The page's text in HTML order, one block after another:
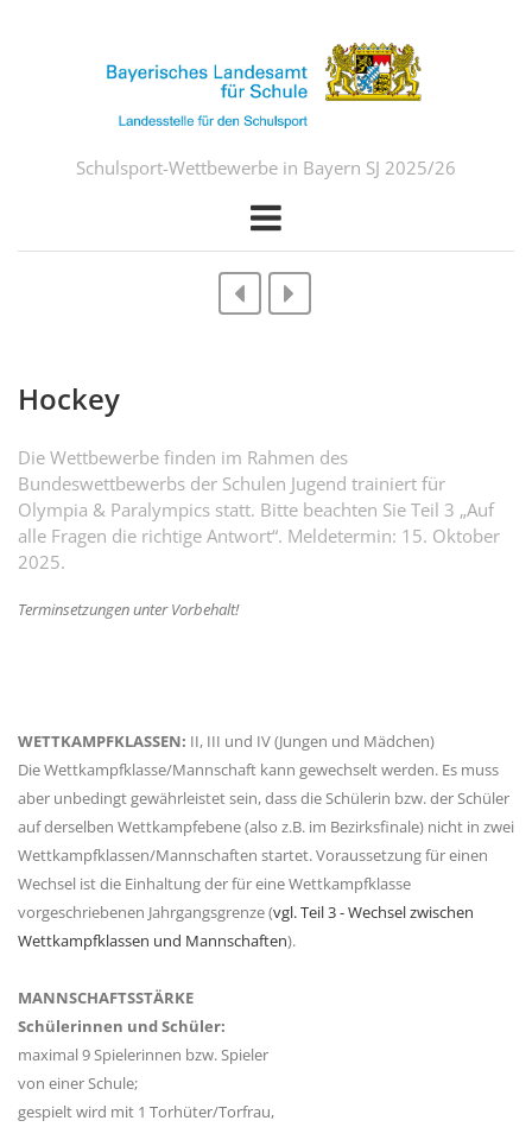
Schulsport-Wettbewerbe in Bayern SJ 2025/26
Hockey
Die Wettbewerbe finden im Rahmen des
Bundeswettbewerbs der Schulen Jugend trainiert für
Olympia & Paralympics statt. Bitte beachten Sie Teil 3 „Auf
alle Fragen die richtige Antwort“. Meldetermin: 15. Oktober
2025.
Terminsetzungen unter Vorbehalt!
WETTKAMPFKLASSEN: II, III und IV (Jungen und Mädchen)
Die Wettkampfklasse/Mannschaft kann gewechselt werden. Es muss
aber unbedingt gewährleistet sein, dass die Schülerin bzw. der Schüler
auf derselben Wettkampfebene (also z.B. im Bezirksfinale) nicht in zwei
Wettkampfklassen/Mannschaften startet. Voraussetzung für einen
Wechsel ist die Einhaltung der für eine Wettkampfklasse
vorgeschriebenen Jahrgangsgrenze (vgl. Teil 3 - Wechsel zwischen
Wettkampfklassen und Mannschaften).
MANNSCHAFTSSTÄRKE
Schülerinnen und Schüler:
maximal 9 Spielerinnen bzw. Spieler
von einer Schule;
gespielt wird mit 1 Torhüter/Torfrau,